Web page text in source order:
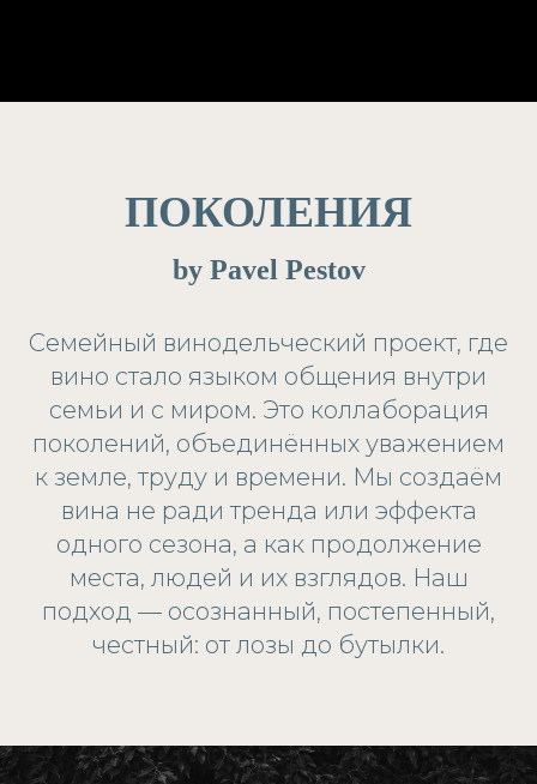
ПОКОЛЕНИЯ
by Pavel Pestov
Cемейный винодельческий проект, где
вино стало языком общения внутри
семьи и с миром. Это коллаборация
поколений, объединённых уважением
к земле, труду и времени. Мы создаём
вина не ради тренда или эффекта
одного сезона, а как продолжение
места, людей и их взглядов. Наш
подход — осознанный, постепенный,
честный: от лозы до бутылки.